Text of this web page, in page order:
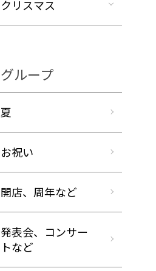
クリスマス
グループ
夏
お祝い
開店、周年など
発表会、コンサー
トなど